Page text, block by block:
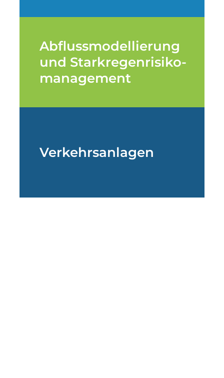
Abflussmodellierung
und Starkregenrisiko-
management
Verkehrsanlagen